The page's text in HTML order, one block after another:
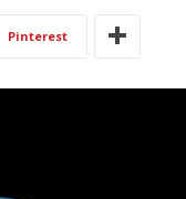
Pinterest